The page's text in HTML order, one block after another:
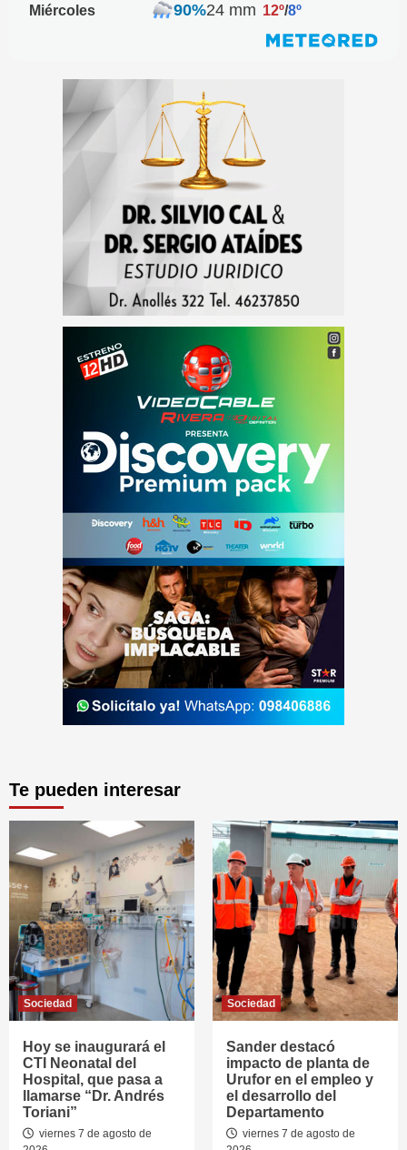
Miércoles 90%24 mm 12º/8º
Te pueden interesar
Sociedad
Hoy se inaugurará el
CTI Neonatal del
Hospital, que pasa a
llamarse “Dr. Andrés
Toriani”
viernes 7 de agosto de
Sociedad
Sander destacó
impacto de planta de
Urufor en el empleo y
el desarrollo del
Departamento
viernes 7 de agosto de